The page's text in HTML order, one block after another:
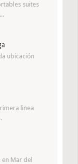
suites
ubicación
linea
en Mar del